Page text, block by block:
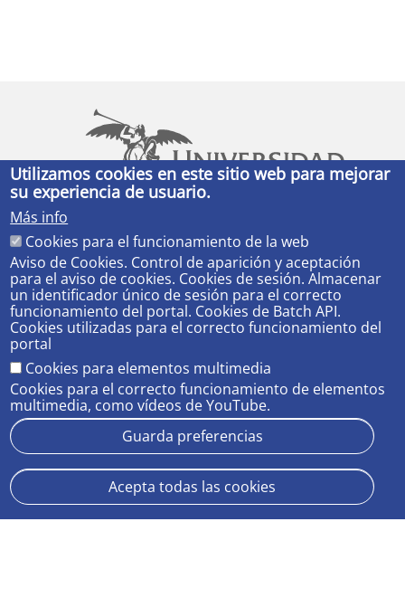
impulsando el
conocimiento
MICROSOFT 365 US
Avda. Reina Mercedes, s/n
Sevilla 41012.
Utilizamos cookies en este sitio web para mejorar
su experiencia de usuario.
Más info
Cookies para el funcionamiento de la web
Aviso de Cookies. Control de aparición y aceptación
para el aviso de cookies. Cookies de sesión. Almacenar
un identificador único de sesión para el correcto
funcionamiento del portal. Cookies de Batch API.
Cookies utilizadas para el correcto funcionamiento del
portal
Cookies para elementos multimedia
Cookies para el correcto funcionamiento de elementos
multimedia, como vídeos de YouTube.
Guarda preferencias
Acepta todas las cookies